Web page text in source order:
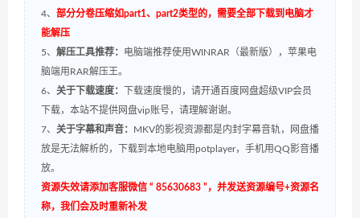
4、 部分分卷压缩如part1、part2类型的，需要全部下载到电脑才
能解压
5、 解压工具推荐： 电脑端推荐使用WINRAR（最新版），苹果电
脑端用RAR解压王。
6、 关于下载速度：
下载速度慢的，请开通百度网盘超级VIP会员
下载，本站不提供网盘vip账号，请理解谢谢。
7、 关于字幕和声音：
MKV的影视资源都是内封字幕音轨，网盘播
放是无法解析的，下载到本地电脑用potplayer，手机用QQ影音播
放。
资源失效请添加客服微信 “ 85630683 ”，并发送资源编号+资源名
称，我们会及时重新补发